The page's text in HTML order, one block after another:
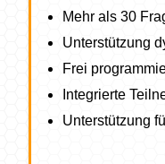
Mehr als 30
Unterstützung
Frei
Integrierte
Unterstützung